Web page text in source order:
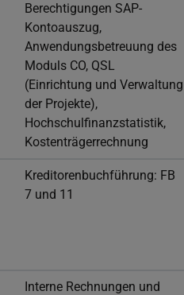
Berechtigungen SAP-
Kontoauszug,
Anwendungsbetreuung des
Moduls CO, QSL
(Einrichtung und Verwaltung
der Projekte),
Hochschulfinanzstatistik,
Kostenträgerrechnung
Kreditorenbuchführung: FB
7 und 11
Interne Rechnungen und